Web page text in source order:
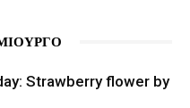
Strawberry flower by